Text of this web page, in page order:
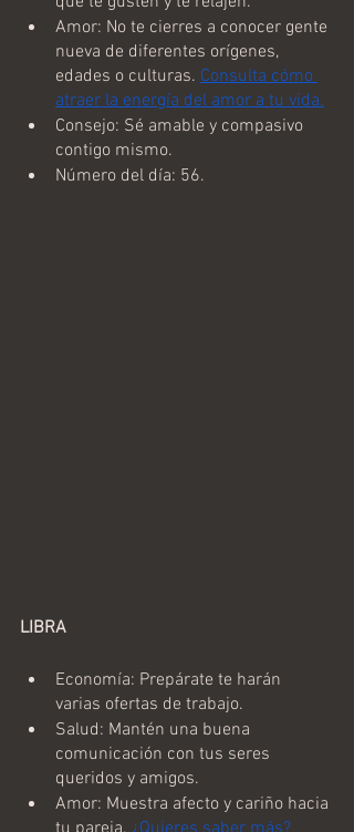
Amor: No te cierres a conocer gente
nueva de diferentes orígenes,
edades o culturas. Consulta cómo
atraer la energía del amor a tu vida.
Consejo: Sé amable y compasivo
contigo mismo.
Número del día: 56.
LIBRA
Economía: Prepárate te harán
varias ofertas de trabajo.
Salud: Mantén una buena
comunicación con tus seres
queridos y amigos.
Amor: Muestra afecto y cariño hacia